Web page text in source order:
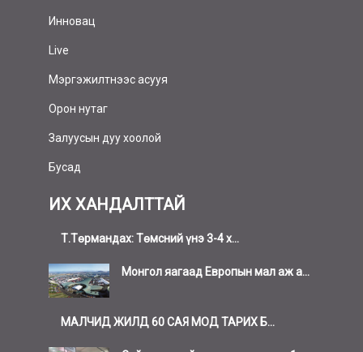
Инновац
Live
Мэргэжилтнээс асууя
Орон нутаг
Залуусын дуу хоолой
Бусад
ИХ ХАНДАЛТТАЙ
Т.Төрмандах: Төмсний үнэ 3-4 х...
Монгол яагаад Европын мал аж а...
МАЛЧИД ЖИЛД 60 САЯ МОД ТАРИХ Б...